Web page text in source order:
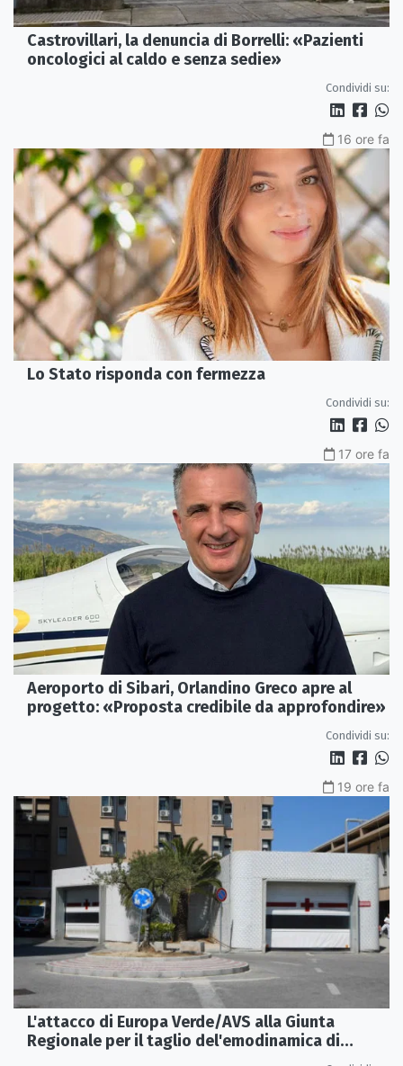
Castrovillari, la denuncia di Borrelli: «Pazienti
oncologici al caldo e senza sedie»
Condividi su:
16 ore fa
Lo Stato risponda con fermezza
Condividi su:
17 ore fa
Aeroporto di Sibari, Orlandino Greco apre al
progetto: «Proposta credibile da approfondire»
Condividi su:
19 ore fa
L'attacco di Europa Verde/AVS alla Giunta
Regionale per il taglio del'emodinamica di